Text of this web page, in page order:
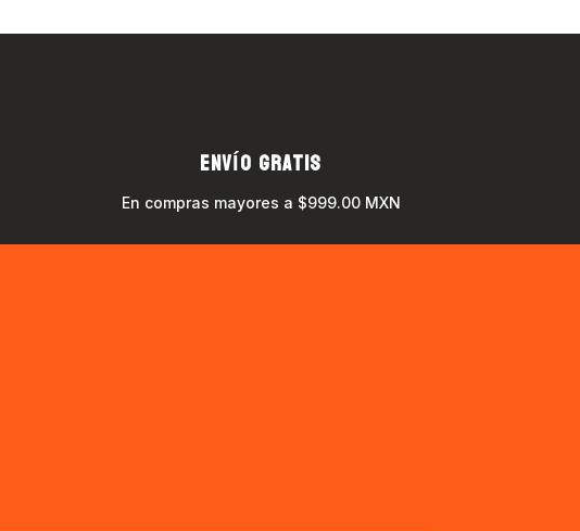
ENVÍO GRATIS
En compras mayores a $999.00 MXN